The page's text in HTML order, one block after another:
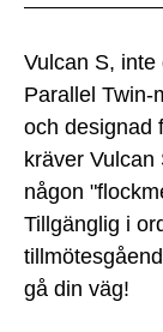
Vulcan S,
Parallel Twin-
och designad
kräver Vulcan
någon
Tillgänglig i
gå din väg!